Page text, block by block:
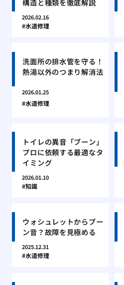
構造と種類を徹底解説
2026.02.16
水道修理
洗面所の排水管を守る！
熱湯以外のつまり解消法
2026.01.25
水道修理
トイレの異音「ブーン」
プロに依頼する最適なタ
イミング
2026.01.10
知識
ウォシュレットからブー
ン音？故障を見極める
2025.12.31
水道修理